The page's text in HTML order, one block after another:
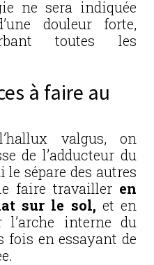
ne sera indiquée
douleur forte,
toutes les
à faire au
valgus, on
de l’adducteur du
sépare des autres
faire travailler en
sur le sol, et en
l’arche interne du
fois en essayant de